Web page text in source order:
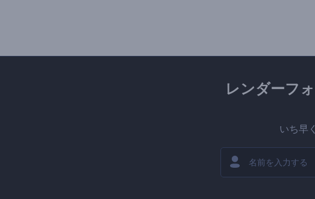
レンダーフ
いち早